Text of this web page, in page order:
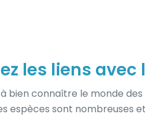
les liens
bien connaître le monde
espèces sont nombreuses